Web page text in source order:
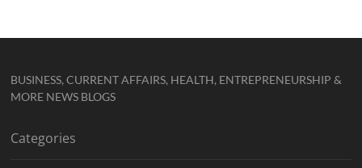
BUSINESS, CURRENT AFFAIRS, HEALTH, ENTREPRENEURSHIP &
MORE NEWS BLOGS
Categories